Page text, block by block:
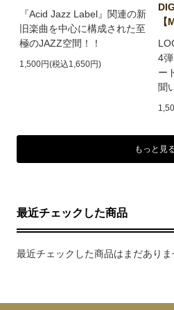
『Acid Jazz Label』関連の新
旧楽曲を中心に構成された至
極のJAZZ空間！！
1,500円(税込1,650円)
【
4
ー
聞
もっと見
最近チェックした商品
最近チェックした商品はまだありま